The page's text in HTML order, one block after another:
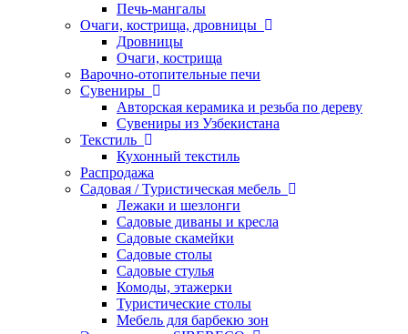
Печь-мангалы
Очаги, кострища, дровницы
Дровницы
Очаги, кострища
Варочно-отопительные печи
Сувениры
Авторская керамика и резьба по дереву
Сувениры из Узбекистана
Текстиль
Кухонный текстиль
Распродажа
Садовая / Туристическая мебель
Лежаки и шезлонги
Садовые диваны и кресла
Садовые скамейки
Садовые столы
Садовые стулья
Комоды, этажерки
Туристические столы
Мебель для барбекю зон